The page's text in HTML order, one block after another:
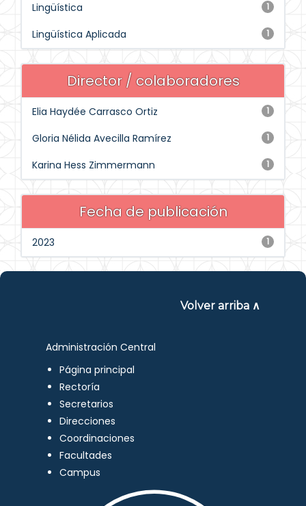
1
Lingüística
1
Lingüística Aplicada
Director / colaboradores
1
Elia Haydée Carrasco Ortiz
1
Gloria Nélida Avecilla Ramírez
1
Karina Hess Zimmermann
Fecha de publicación
1
2023
Volver arriba ∧
Administración Central
Página principal
Rectoría
Secretarios
Direcciones
Coordinaciones
Facultades
Campus